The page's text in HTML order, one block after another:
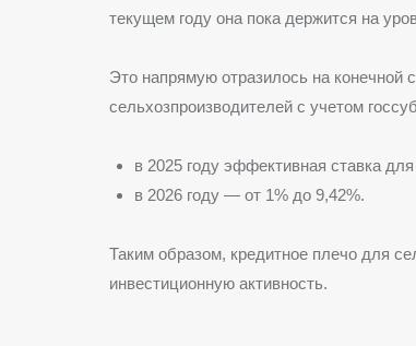
текущем году она пока держится на
Это напрямую отразилось на конечной
сельхозпроизводителей с учетом
в 2025 году эффективная ставка
в 2026 году — от 1% до 9,42%.
Таким образом, кредитное плечо для
инвестиционную активность.